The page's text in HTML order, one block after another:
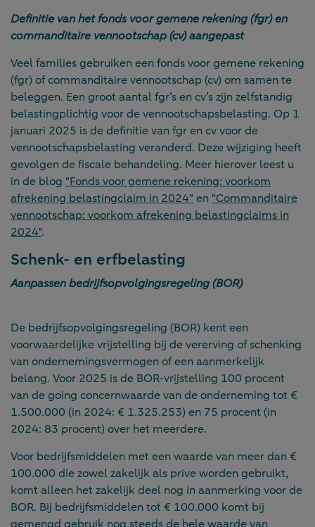
Definitie van het fonds voor gemene rekening (fgr) en
commanditaire vennootschap (cv) aangepast
Veel families gebruiken een fonds voor gemene rekening
(fgr) of commanditaire vennootschap (cv) om samen te
beleggen. Een groot aantal fgr’s en cv’s zijn zelfstandig
belastingplichtig voor de vennootschapsbelasting. Op 1
januari 2025 is de definitie van fgr en cv voor de
vennootschapsbelasting veranderd. Deze wijziging heeft
gevolgen de fiscale behandeling. Meer hierover leest u
in de blog "Fonds voor gemene rekening: voorkom
afrekening belastingclaim in 2024" en "Commanditaire
vennootschap: voorkom afrekening belastingclaims in
2024".
Schenk- en erfbelasting
Aanpassen bedrijfsopvolgingsregeling (BOR)
De bedrijfsopvolgingsregeling (BOR) kent een
voorwaardelijke vrijstelling bij de vererving of schenking
van ondernemingsvermogen of een aanmerkelijk
belang. Voor 2025 is de BOR-vrijstelling 100 procent
van de going concernwaarde van de onderneming tot €
1.500.000 (in 2024: € 1.325.253) en 75 procent (in
2024: 83 procent) over het meerdere.
Voor bedrijfsmiddelen met een waarde van meer dan €
100.000 die zowel zakelijk als prive worden gebruikt,
komt alleen het zakelijk deel nog in aanmerking voor de
BOR. Bij bedrijfsmiddelen tot € 100.000 komt bij